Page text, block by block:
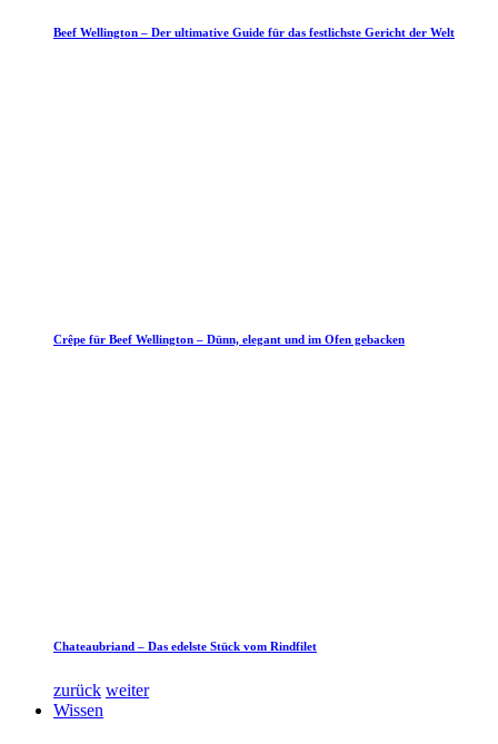
Beef Wellington – Der ultimative Guide für das festlichste Gericht der Welt
Crêpe für Beef Wellington – Dünn, elegant und im Ofen gebacken
Chateaubriand – Das edelste Stück vom Rindfilet
zurück weiter
Wissen